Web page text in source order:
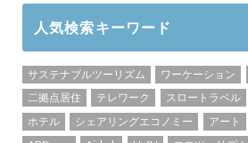
人気検索キーワード
サステナブルツーリズム ワーケーション
二拠点居住
テレワーク スロートラベル
ホテル
シェアリングエコノミー アート